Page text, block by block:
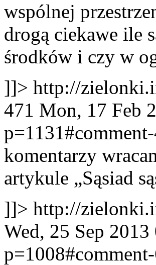
wspólnej
drogą ciekawe ile
środków i czy w
]]> http://
471 Mon, 17 Feb
komentarzy
artykule „Sąsiad
]]> http://
Wed, 25 Sep